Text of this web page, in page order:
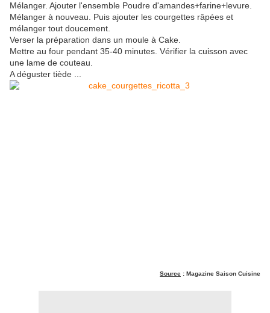
Mélanger. Ajouter l'ensemble Poudre d'amandes+farine+levure.
Mélanger à nouveau. Puis ajouter les courgettes râpées et
mélanger tout doucement.
Verser la préparation dans un moule à Cake.
Mettre au four pendant 35-40 minutes. Vérifier la cuisson avec
une lame de couteau.
A déguster tiède ...
Source : Magazine Saison Cuisine